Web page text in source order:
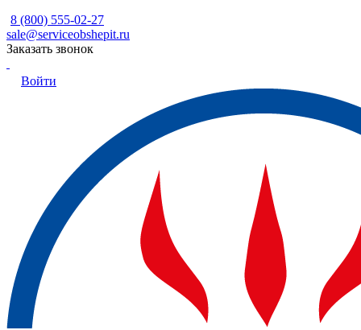
8 (800) 555-02-27
sale@serviceobshepit.ru
Заказать звонок
Войти